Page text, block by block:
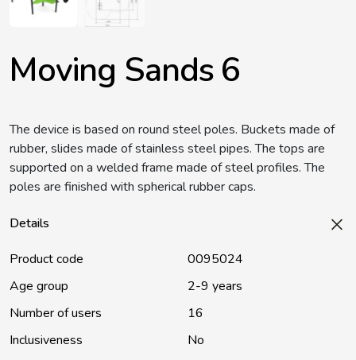
Moving Sands 6
The device is based on round steel poles. Buckets made of
rubber, slides made of stainless steel pipes. The tops are
supported on a welded frame made of steel profiles. The
poles are finished with spherical rubber caps.
Details
Product code
0095024
Age group
2-9 years
Number of users
16
Inclusiveness
No